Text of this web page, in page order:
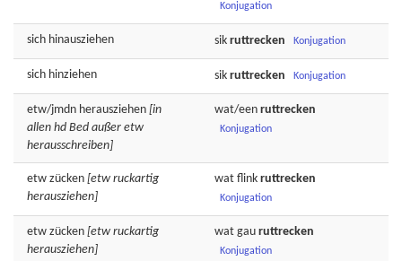
Konjugation
sich hinausziehen sik ruttrecken Konjugation
sich hinziehen sik ruttrecken Konjugation
etw/jmdn herausziehen [in
allen hd Bed außer etw
herausschreiben]
wat/een ruttrecken
Konjugation
etw zücken [etw ruckartig
herausziehen]
wat flink ruttrecken
Konjugation
etw zücken [etw ruckartig
herausziehen]
wat gau ruttrecken
Konjugation